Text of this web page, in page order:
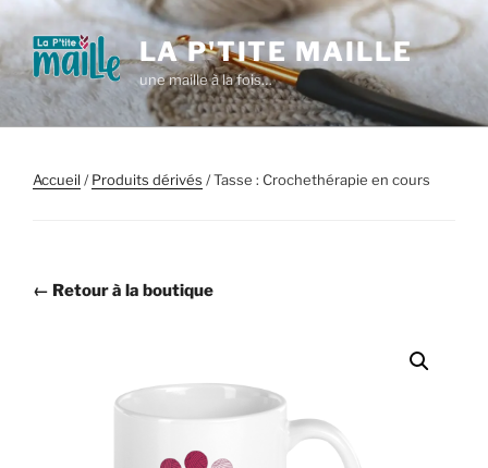
Aller
au
contenu
principal
LA P'TITE MAILLE
une maille à la fois…
Accueil/Produits dérivés / Tasse : Crochethérapie en cours
← Retour à la boutique